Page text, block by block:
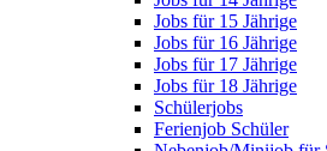
Jobs für 15 Jährige
Jobs für 16 Jährige
Jobs für 17 Jährige
Jobs für 18 Jährige
Schülerjobs
Ferienjob Schüler